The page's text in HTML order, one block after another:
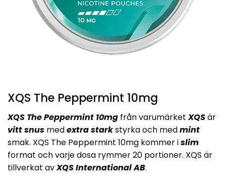
XQS The Peppermint 10mg
XQS The Peppermint 10mg från varumärket XQSär
vitt snus medextra starkstyrka och medmint
smak. XQS The Peppermint 10mg kommer islim
format och varje dosa rymmer 20 portioner. XQS är
tillverkat avXQS International AB.